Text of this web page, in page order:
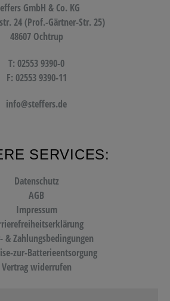
GmbH & Co. KG
24 (Prof.-Gärtner-Str. 25)
48607 Ochtrup
T: 02553 9390-0
F: 02553 9390-11
info@steffers.de
SERVICES:
Datenschutz
AGB
Impressum
& Zahlungsbedingungen
zur-Batterieentsorgung
Vertrag widerrufen